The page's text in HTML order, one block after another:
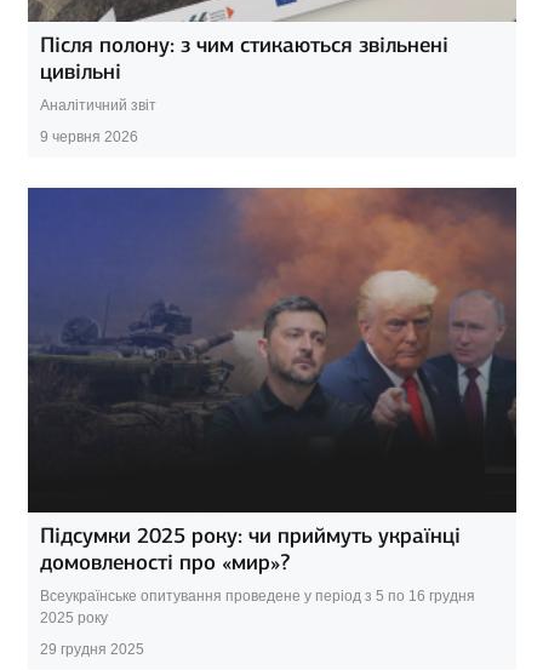
Після полону: з чим стикаються звільнені
цивільні
Аналітичний звіт
9 червня 2026
Підсумки 2025 року: чи приймуть українці
домовленості про «мир»?
Всеукраїнське опитування проведене у період з 5 по 16 грудня
2025 року
29 грудня 2025